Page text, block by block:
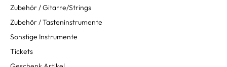
Zubehör / Gitarre/Strings
Zubehör / Tasteninstrumente
Sonstige Instrumente
Tickets